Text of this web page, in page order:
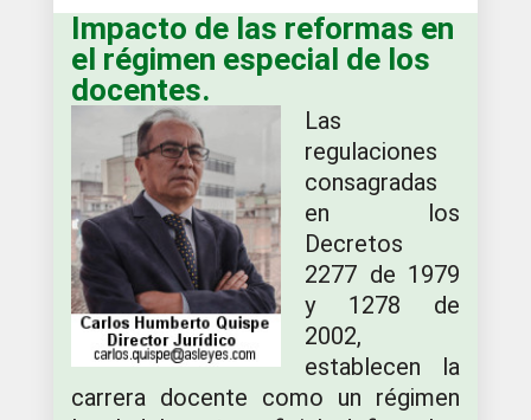
Impacto de las reformas en
el régimen especial de los
docentes.
Las
regulaciones
consagradas
en los
Decretos
2277 de 1979
y 1278 de
2002,
establecen la
carrera docente como un régimen